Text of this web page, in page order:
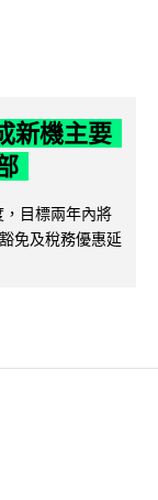
新機主要
目標兩年內將
免及稅務優惠延